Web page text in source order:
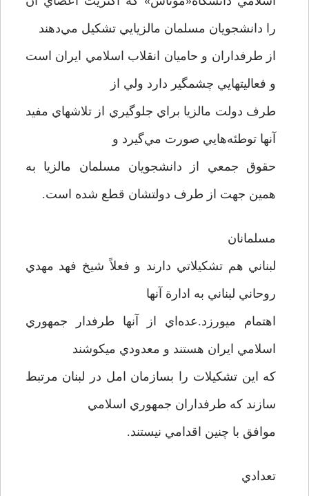
را دانشجويان مسلمان مالزيايي تشکيل مي‌دهند
از طرفداران و حاميان انقلاب اسلامي ايران است
و فعاليتهايي چشمگير دارد ولي از
طرف دولت مالزيا براي جلوگيري از تلاشهاي مفيد
آنها توطئه‌هايي صورت مي‌گيرد و
حقوق جمعي از دانشجويان مسلمان مالزيا به
همين جهت از طرف دولتشان قطع شده ‌است.
مسلمانان
لبناني هم تشکيلاتي دارند و فعلاً شيخ فهد مهدي
روحاني لبناني به ادارة آنها
اهتمام ميورزد.عده‌اي از آنها طرفدار جمهوري
اسلامي ايران هستند و معدودي ميکوشند
که اين تشکيلات را بسازمان امل در لبنان مرتبط
سازند که طرفداران جمهوري اسلامي
موافق با چنين اقدامي نيستند.
تعدادي